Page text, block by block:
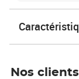
Nos